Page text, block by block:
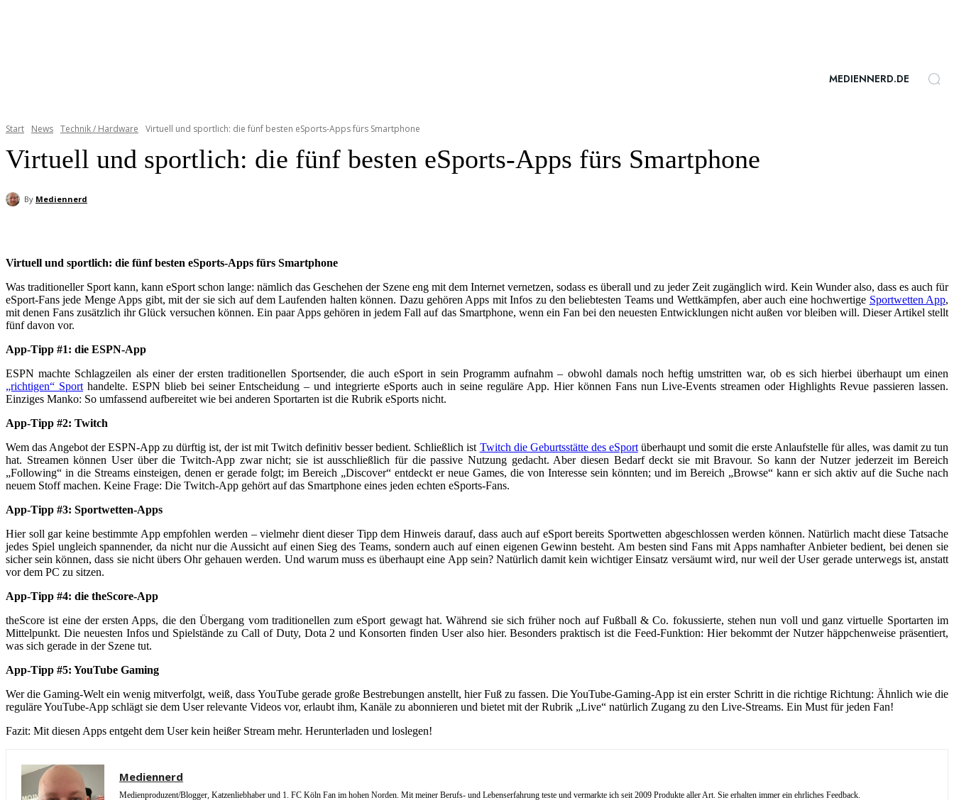
MEDIENNERD.DE
Start News Technik / Hardware Virtuell und sportlich: die fünf besten eSports-Apps fürs Smartphone
Virtuell und sportlich: die fünf besten eSports-Apps fürs Smartphone
By Mediennerd
Virtuell und sportlich: die fünf besten eSports-Apps fürs Smartphone
Was traditioneller Sport kann, kann eSport schon lange: nämlich das Geschehen der Szene eng mit dem Internet vernetzen, sodass es überall und zu jeder Zeit zugänglich wird. Kein Wunder also, dass es auch für
eSport-Fans jede Menge Apps gibt, mit der sie sich auf dem Laufenden halten können. Dazu gehören Apps mit Infos zu den beliebtesten Teams und Wettkämpfen, aber auch eine hochwertige Sportwetten App,
mit denen Fans zusätzlich ihr Glück versuchen können. Ein paar Apps gehören in jedem Fall auf das Smartphone, wenn ein Fan bei den neuesten Entwicklungen nicht außen vor bleiben will. Dieser Artikel stellt
fünf davon vor.
App-Tipp #1: die ESPN-App
ESPN machte Schlagzeilen als einer der ersten traditionellen Sportsender, die auch eSport in sein Programm aufnahm – obwohl damals noch heftig umstritten war, ob es sich hierbei überhaupt um einen
„richtigen“ Sporthandelte. ESPN blieb bei seiner Entscheidung – und integrierte eSports auch in seine reguläre App. Hier können Fans nun Live-Events streamen oder Highlights Revue passieren lassen.
Einziges Manko: So umfassend aufbereitet wie bei anderen Sportarten ist die Rubrik eSports nicht.
App-Tipp #2: Twitch
Wem das Angebot der ESPN-App zu dürftig ist, der ist mit Twitch definitiv besser bedient. Schließlich ist Twitch die Geburtsstätte des eSportüberhaupt und somit die erste Anlaufstelle für alles, was damit zu tun
hat. Streamen können User über die Twitch-App zwar nicht; sie ist ausschließlich für die passive Nutzung gedacht. Aber diesen Bedarf deckt sie mit Bravour. So kann der Nutzer jederzeit im Bereich
„Following“ in die Streams einsteigen, denen er gerade folgt; im Bereich „Discover“ entdeckt er neue Games, die von Interesse sein könnten; und im Bereich „Browse“ kann er sich aktiv auf die Suche nach
neuem Stoff machen. Keine Frage: Die Twitch-App gehört auf das Smartphone eines jeden echten eSports-Fans.
App-Tipp #3: Sportwetten-Apps
Hier soll gar keine bestimmte App empfohlen werden – vielmehr dient dieser Tipp dem Hinweis darauf, dass auch auf eSport bereits Sportwetten abgeschlossen werden können. Natürlich macht diese Tatsache
jedes Spiel ungleich spannender, da nicht nur die Aussicht auf einen Sieg des Teams, sondern auch auf einen eigenen Gewinn besteht. Am besten sind Fans mit Apps namhafter Anbieter bedient, bei denen sie
sicher sein können, dass sie nicht übers Ohr gehauen werden. Und warum muss es überhaupt eine App sein? Natürlich damit kein wichtiger Einsatz versäumt wird, nur weil der User gerade unterwegs ist, anstatt
vor dem PC zu sitzen.
App-Tipp #4: die theScore-App
theScore ist eine der ersten Apps, die den Übergang vom traditionellen zum eSport gewagt hat. Während sie sich früher noch auf Fußball & Co. fokussierte, stehen nun voll und ganz virtuelle Sportarten im
Mittelpunkt. Die neuesten Infos und Spielstände zu Call of Duty, Dota 2 und Konsorten finden User also hier. Besonders praktisch ist die Feed-Funktion: Hier bekommt der Nutzer häppchenweise präsentiert,
was sich gerade in der Szene tut.
App-Tipp #5: YouTube Gaming
Wer die Gaming-Welt ein wenig mitverfolgt, weiß, dass YouTube gerade große Bestrebungen anstellt, hier Fuß zu fassen. Die YouTube-Gaming-App ist ein erster Schritt in die richtige Richtung: Ähnlich wie die
reguläre YouTube-App schlägt sie dem User relevante Videos vor, erlaubt ihm, Kanäle zu abonnieren und bietet mit der Rubrik „Live“ natürlich Zugang zu den Live-Streams. Ein Must für jeden Fan!
Fazit: Mit diesen Apps entgeht dem User kein heißer Stream mehr. Herunterladen und loslegen!
Mediennerd
Medienproduzent/Blogger, Katzenliebhaber und 1. FC Köln Fan im hohen Norden. Mit meiner Berufs- und Lebenserfahrung teste und vermarkte ich seit 2009 Produkte aller Art. Sie erhalten immer ein ehrliches Feedback.